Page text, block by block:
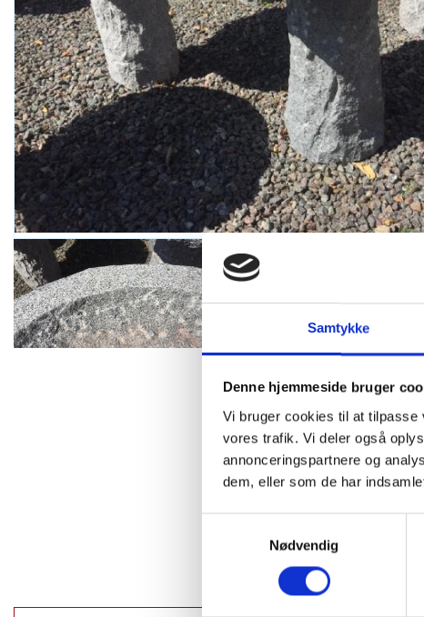
Samtykke
Denne hjemmeside bruger
Vi bruger cookies til at tilpasse
vores trafik. Vi deler også
annonceringspartnere og
dem, eller som de har
Nødvendig